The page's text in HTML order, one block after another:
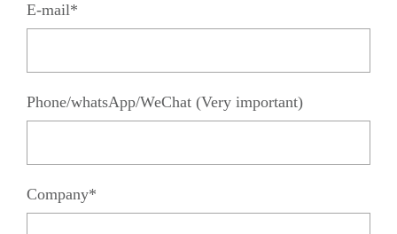
E-mail*
Phone/whatsApp/WeChat (Very important)
Company*